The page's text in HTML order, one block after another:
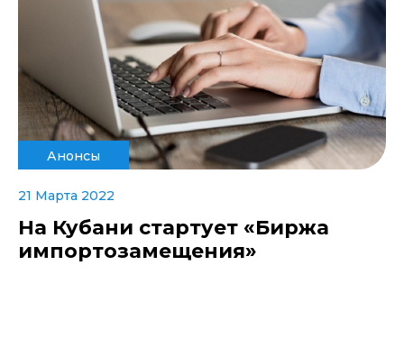
Анонсы
21 Марта 2022
На Кубани стартует «Биржа
импортозамещения»